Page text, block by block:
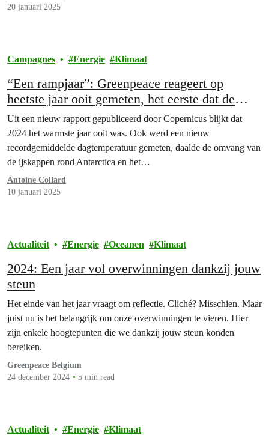
milieu- en sociale maatregelen te financieren. De organisatie
20 januari 2025
Campagnes Energie Klimaat
“Een rampjaar”: Greenpeace reageert op
heetste jaar ooit gemeten, het eerste dat de
1,5°C overschrijdt
Uit een nieuw rapport gepubliceerd door Copernicus blijkt dat
2024 het warmste jaar ooit was. Ook werd een nieuw
recordgemiddelde dagtemperatuur gemeten, daalde de omvang van
de ijskappen rond Antarctica en het…
Antoine Collard
10 januari 2025
Actualiteit Energie Oceanen Klimaat
2024: Een jaar vol overwinningen dankzij jouw
steun
Het einde van het jaar vraagt om reflectie. Cliché? Misschien. Maar
juist nu is het belangrijk om onze overwinningen te vieren. Hier
zijn enkele hoogtepunten die we dankzij jouw steun konden
bereiken.
Greenpeace Belgium
24 december 2024
5 min read
Actualiteit Energie Klimaat